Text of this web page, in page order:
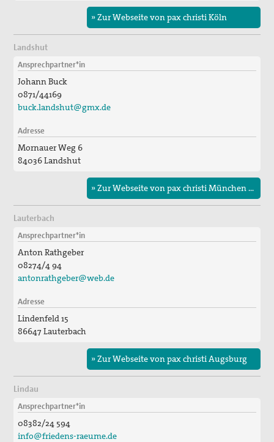
» Zur Webseite von pax christi Köln
Landshut
Ansprechpartner*in
Johann Buck
0871/44169
buck.landshut@gmx.de
Adresse
Mornauer Weg 6
84036 Landshut
» Zur Webseite von pax christi München & Freising
Lauterbach
Ansprechpartner*in
Anton Rathgeber
08274/4 94
antonrathgeber@web.de
Adresse
Lindenfeld 15
86647 Lauterbach
» Zur Webseite von pax christi Augsburg
Lindau
Ansprechpartner*in
08382/24 594
info@friedens-raeume.de